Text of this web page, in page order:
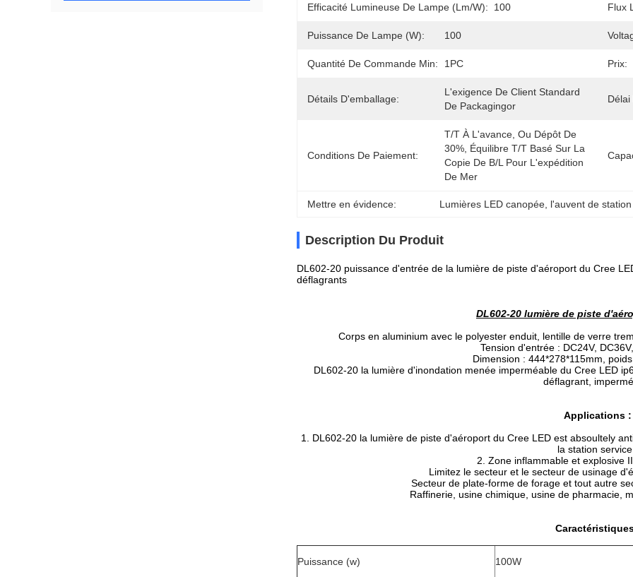
Efficacité Lumineuse De Lampe (lm/w): 100 Flux
Puissance De Lampe (W): 100
Quantité De Commande Min: 1PC Prix:
Détails D'emballage:
L'exigence De Client Standard
De Packagingor
Délai
Conditions De Paiement:
T/T À L'avance, Ou Dépôt De
30%, Équilibre T/T Basé Sur La
Copie De B/L Pour L'expédition
De Mer
Mettre en évidence: Lumières LED canopée l'auvent de
Description Du Produit
DL602-20 puissance d'entrée de la lumière de piste d'aéroport du Cree
déflagrants
DL602-20 lumière de piste
Corps en aluminium avec le polyester enduit, lentille de verre
Tension d'entrée : DC24V,
Dimension : 444*278*115mm,
DL602-20 la lumière d'inondation menée imperméable du Cree LED
déflagrant,
Applications :
1. DL602-20 la lumière de piste d'aéroport du Cree LED est absoultely
la station
2. Zone inflammable et explosive
Limitez le secteur et le secteur de usinage
Secteur de plate-forme de forage et tout autre
Raffinerie, usine chimique, usine de pharmacie,
Puissance (w) 100W